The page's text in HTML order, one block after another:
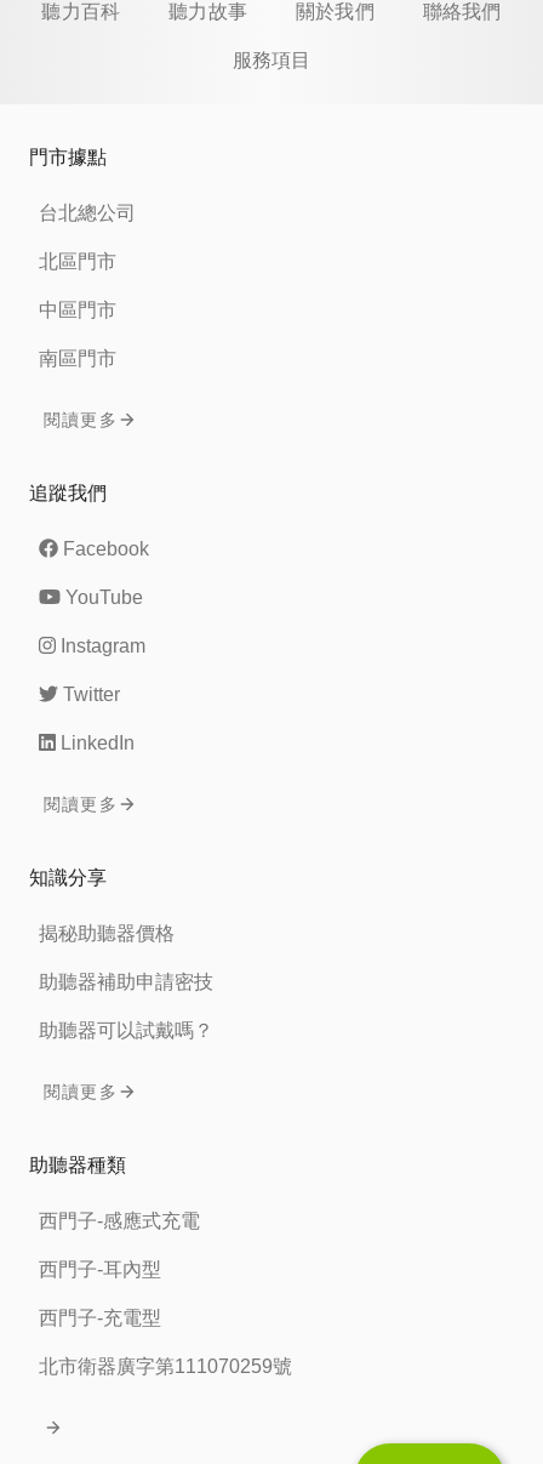
聽力百科 聽力故事 關於我們 聯絡我們
服務項目
門市據點
台北總公司
北區門市
中區門市
南區門市
閱讀更多
追蹤我們
Facebook
YouTube
Instagram
Twitter
LinkedIn
閱讀更多
知識分享
揭秘助聽器價格
助聽器補助申請密技
助聽器可以試戴嗎？
閱讀更多
助聽器種類
西門子-感應式充電
西門子-耳內型
西門子-充電型
北市衛器廣字第111070259號